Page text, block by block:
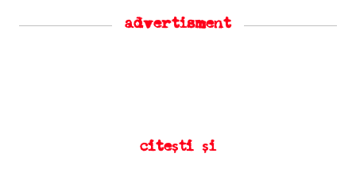
advertisment
citești și